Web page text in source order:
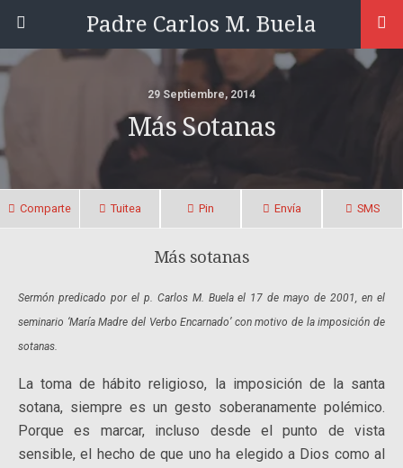
Padre Carlos M. Buela
29 Septiembre, 2014
Más Sotanas
Comparte Tuitea Pin Envía SMS
Más sotanas
Sermón predicado por el p. Carlos M. Buela el 17 de mayo de 2001, en el
seminario ‘María Madre del Verbo Encarnado’ con motivo de la imposición de
sotanas.
La toma de hábito religioso, la imposición de la santa
sotana, siempre es un gesto soberanamente polémico.
Porque es marcar, incluso desde el punto de vista
sensible, el hecho de que uno ha elegido a Dios como al